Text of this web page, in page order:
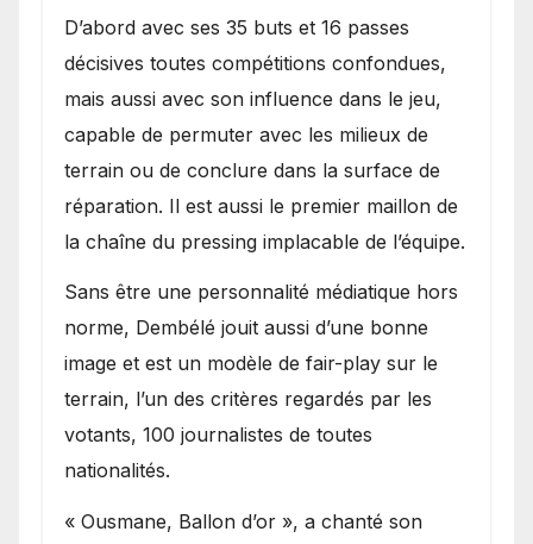
D’abord avec ses 35 buts et 16 passes
décisives toutes compétitions confondues,
mais aussi avec son influence dans le jeu,
capable de permuter avec les milieux de
terrain ou de conclure dans la surface de
réparation. Il est aussi le premier maillon de
la chaîne du pressing implacable de l’équipe.
Sans être une personnalité médiatique hors
norme, Dembélé jouit aussi d’une bonne
image et est un modèle de fair-play sur le
terrain, l’un des critères regardés par les
votants, 100 journalistes de toutes
nationalités.
« Ousmane, Ballon d’or », a chanté son